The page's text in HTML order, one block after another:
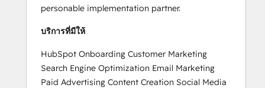
personable implementation partner.
บริการที่มีให้
HubSpot Onboarding Customer Marketing
Search Engine Optimization Email Marketing
Paid Advertising Content Creation Social Media